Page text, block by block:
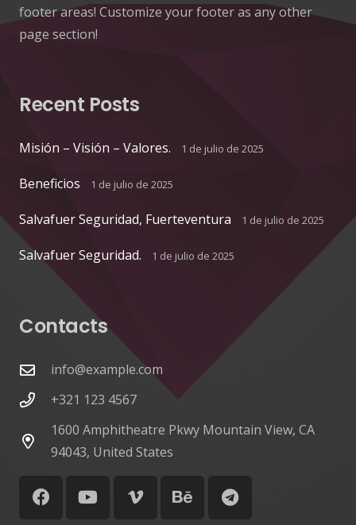
footer areas! Customize your footer as any other
page section!
Recent Posts
Misión – Visión – Valores. 1 de julio de 2025
Beneficios 1 de julio de 2025
Salvafuer Seguridad, Fuerteventura 1 de julio de 2025
Salvafuer Seguridad. 1 de julio de 2025
Contacts
info@example.com
+321 123 4567
1600 Amphitheatre Pkwy Mountain View, CA
94043, United States